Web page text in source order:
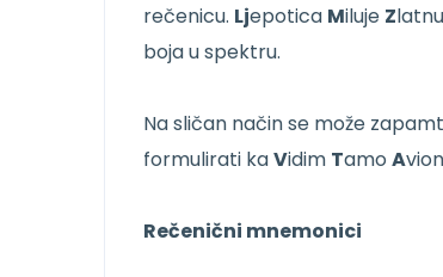
rečenicu. Ljepotica Miluje Zlatnu
boja u spektru.
Na sličan način se može
formulirati kaVidim Tamo A
Rečenični mnemonici